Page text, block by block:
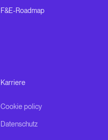
F&E-Roadmap
Karriere
Cookie policy
Datenschutz